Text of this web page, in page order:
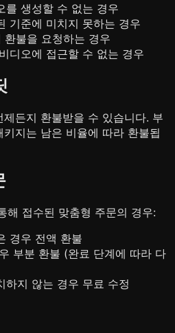
를 생성할 수 없는 경우
기준에 미치지 못하는 경우
불을 요청하는 경우
디오에 접근할 수 없는 경우
든지 환불받을 수 있습니다. 부
지는 남은 비율에 따라 환불됩
해 접수된 맞춤형 주문의 경우:
경우 전액 환불
부분 환불 (완료 단계에 따라 다
하지 않는 경우 무료 수정